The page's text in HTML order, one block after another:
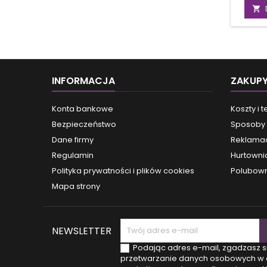
Teraz
są

INFORMACJA
Konta bankowe
Bezpieczeństwo
Dane firmy
Regulamin
Polityka prywatności i plików cookies
Mapa strony
Koszty i
Sposoby
NEWSLETTER
Podając adres e-mail, zgadzasz
przetwarzanie danych osobowych w